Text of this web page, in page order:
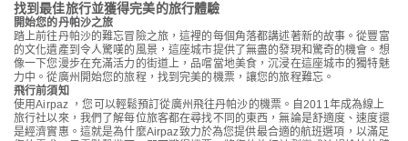
找到最佳旅行並獲得完美的旅行體驗
開始您的丹帕沙之旅
踏上前往丹帕沙的難忘冒險之旅，這裡的每個角落都講述著新的故事。從豐富
的文化遺產到令人驚嘆的風景，這座城市提供了無盡的發現和驚奇的機會。想
像一下您漫步在充滿活力的街道上，品嚐當地美食，沉浸在這座城市的獨特魅
力中。從廣州開始您的旅程，找到完美的機票，讓您的旅程難忘。
飛行前須知
使用Airpaz ，您可以輕鬆預訂從廣州飛往丹帕沙的機票。自2011年成為線上
旅行社以來，我們了解每位旅客都在尋找不同的東西，無論是舒適度、速度還
是經濟實惠。這就是為什麼Airpaz致力於為您提供最合適的航班選項，以滿足